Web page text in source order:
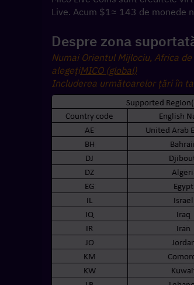
Live. Acum $1≈ 143 de monede
Despre zona
Numai Orientul Mijlociu, Africa
alegețiMICO (global)
Includerea următoarelor țări în